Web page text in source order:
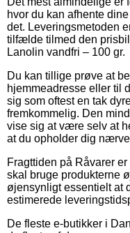
hvor du kan afhente
det. Leveringsmetoden
tilfælde tilmed den
Lanolin vandfri – 100 gr.
Du kan tillige prøve at
hjemmeadresse eller til
sig som oftest en tak
fremkommelig. Den
vise sig at være selv at
at du opholder dig
Fragttiden på Råvarer
skal bruge produkterne
øjensynligt essentielt at
estimerede
De fleste e-butikker i